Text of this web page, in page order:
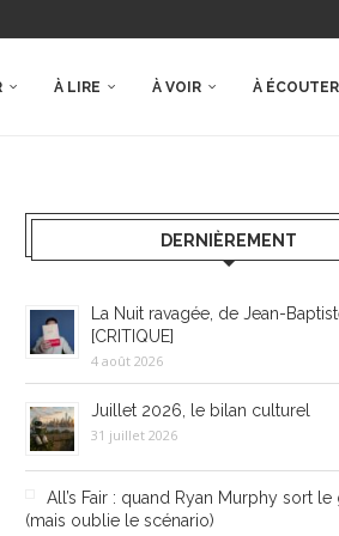
À LIRE À VOIR À ÉCOUTER
DERNIÈREMENT
La Nuit ravagée, de Jean-
[CRITIQUE]
4 août 2026
Juillet 2026, le bilan culturel
31 juillet 2026
All’s Fair : quand Ryan Murphy sort le
(mais oublie le scénario)